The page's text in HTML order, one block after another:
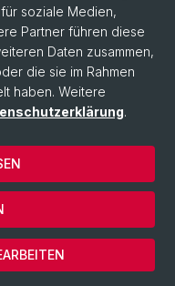
Basel
/ SEMINAR
soziale Medien,
Partner führen diese
Daten zusammen,
die sie im Rahmen
haben. Weitere
.